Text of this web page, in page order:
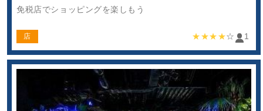
免税店でショッピングを楽しもう
店 ★★★★☆ 1